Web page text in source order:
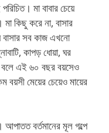
মা বাবার চেয়ে
কিছু করে না, বাসার
বাসার সব কাজ এখনো
কাপড় ধোয়া, ঘর
বলে এই ৬০ বছর বয়সেও
বয়সী মেয়ের চেয়েও মায়ের
আপাতত বর্তমানের মূল গল্পে